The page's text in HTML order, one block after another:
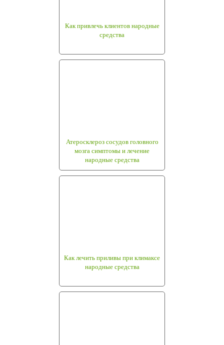
Как привлечь клиентов народные
средства
Атеросклероз сосудов головного
мозга симптомы и лечение
народные средства
Как лечить приливы при климаксе
народные средства